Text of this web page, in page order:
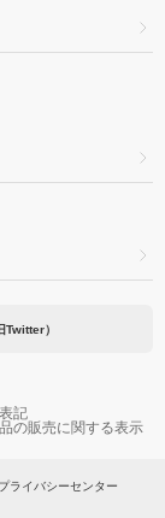
Twitter）
記
の販売に関する表示
ライバシーセンター